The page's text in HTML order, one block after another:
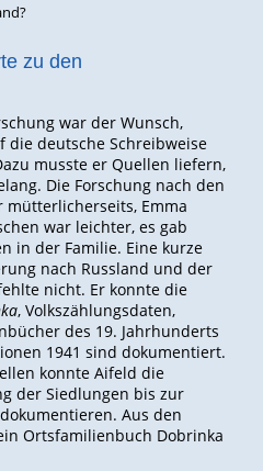
zu den
war der Wunsch,
die deutsche Schreibweise
musste er Quellen liefern,
Die Forschung nach den
Emma
war leichter, es gab
in der Familie. Eine kurze
nach Russland und der
nicht. Er konnte die
, Volkszählungsdaten,
des 19. Jahrhunderts
1941 sind dokumentiert.
konnte Aifeld die
der Siedlungen bis zur
Aus den
Ortsfamilienbuch Dobrinka